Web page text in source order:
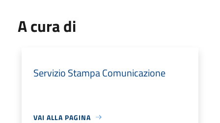
A cura di
Servizio Stampa Comunicazione
VAI ALLA PAGINA